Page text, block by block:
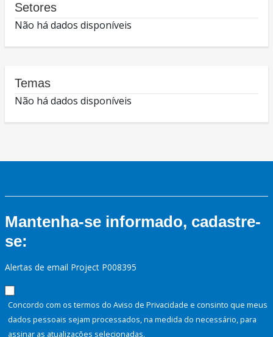
Setores
Não há dados disponíveis
Temas
Não há dados disponíveis
Mantenha-se informado, cadastre-
se:
Alertas de email Project P008395
Concordo com os termos do Aviso de Privacidade e consinto que meus
dados pessoais sejam processados, na medida do necessário, para
assinar as atualizações selecionadas.